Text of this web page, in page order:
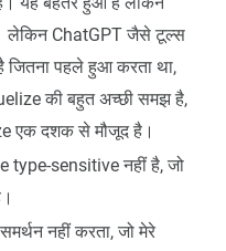
लेकिन ChatGPT जैसे टूल्स
जितना पहले हुआ करता था,
की बहुत अच्छी समझ है,
एक दशक से मौजूद है।
type-sensitive नहीं है, जो
नहीं करता, जो मेरे